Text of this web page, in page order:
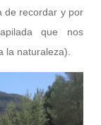
de recordar y por
que nos
la naturaleza).